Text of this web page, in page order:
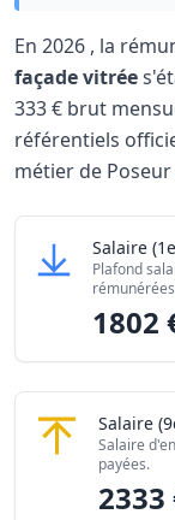
En 2026 , la
façade vitrée
333 € brut
référentiels
métier de
Grille
Niveau
Salaire
Salaire
Salaire
Plafond
1802
Salaire
Salaire
payées.
2333